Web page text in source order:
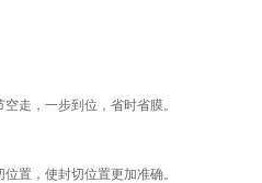
走，一步到位，省时省膜。
置，使封切位置更加准确。